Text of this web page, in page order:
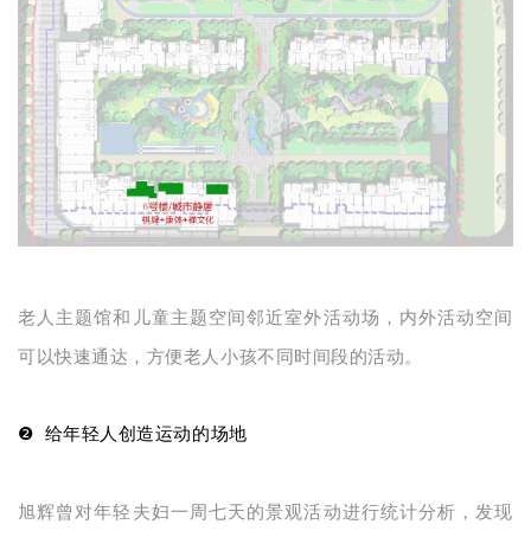
老人主题馆和儿童主题空间邻近室外活动场，内外活动空间
可以快速通达，方便老人小孩不同时间段的活动。
❷ 给年轻人创造运动的场地
旭辉曾对年轻夫妇一周七天的景观活动进行统计分析，发现